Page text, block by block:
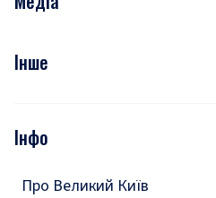
Фото
Подкасти
Інше
Тести
Інфо
Про Великий Київ